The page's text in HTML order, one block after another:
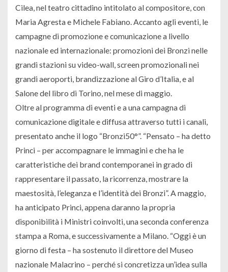
Cilea, nel teatro cittadino intitolato al compositore, con
Maria Agresta e Michele Fabiano. Accanto agli eventi, le
campagne di promozione e comunicazione a livello
nazionale ed internazionale: promozioni dei Bronzi nelle
grandi stazioni su video-wall, screen promozionali nei
grandi aeroporti, brandizzazione al Giro d’Italia, e al
Salone del libro di Torino, nel mese di maggio.
Oltre al programma di eventi e a una campagna di
comunicazione digitale e diffusa attraverso tutti i canali,
presentato anche il logo “Bronzi50°”. “Pensato – ha detto
Princi – per accompagnare le immagini e che ha le
caratteristiche dei brand contemporanei in grado di
rappresentare il passato, la ricorrenza, mostrare la
maestosità, l’eleganza e l’identità dei Bronzi”. A maggio,
ha anticipato Princi, appena daranno la propria
disponibilità i Ministri coinvolti, una seconda conferenza
stampa a Roma, e successivamente a Milano. “Oggi è un
giorno di festa – ha sostenuto il direttore del Museo
nazionale Malacrino – perché si concretizza un’idea sulla